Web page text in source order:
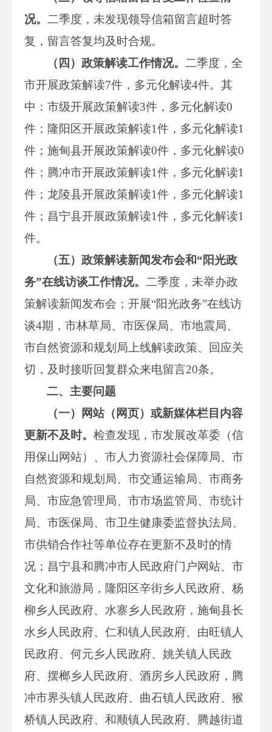
况。 二季度，未发现领导信箱留言超时答
复，留言答复均及时合规。
（四）政策解读工作情况。 二季度，全
市开展政策解读7件，多元化解读4件。其
中：市级开展政策解读3件，多元化解读0
件；隆阳区开展政策解读1件，多元化解读1
件；施甸县开展政策解读0件，多元化解读0
件；腾冲市开展政策解读1件，多元化解读1
件；龙陵县开展政策解读1件，多元化解读1
件；昌宁县开展政策解读1件，多元化解读1
件。
（五）政策解读新闻发布会和“阳光政
务”在线访谈工作情况。 二季度，未举办政
策解读新闻发布会；开展“阳光政务”在线访
谈4期，市林草局、市医保局、市地震局、
市自然资源和规划局上线解读政策、回应关
切，及时接听回复群众来电留言20条。
二、主要问题
（一）网站（网页）或新媒体栏目内容
更新不及时。 检查发现，市发展改革委（信
用保山网站）、市人力资源社会保障局、市
自然资源和规划局、市交通运输局、市商务
局、市应急管理局、市市场监管局、市统计
局、市医保局、市卫生健康委监督执法局、
市供销合作社等单位存在更新不及时的情
况；昌宁县和腾冲市人民政府门户网站、市
文化和旅游局，隆阳区辛街乡人民政府、杨
柳乡人民政府、水寨乡人民政府，施甸县长
水乡人民政府、仁和镇人民政府、由旺镇人
民政府、何元乡人民政府、姚关镇人民政
府、摆榔乡人民政府、酒房乡人民政府，腾
冲市界头镇人民政府、曲石镇人民政府、猴
桥镇人民政府、和顺镇人民政府、腾越街道